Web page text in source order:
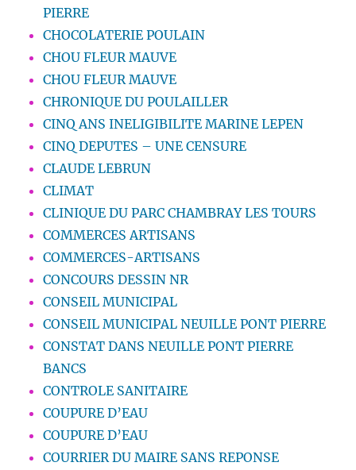
PIERRE
CHOCOLATERIE POULAIN
CHOU FLEUR MAUVE
CHOU FLEUR MAUVE
CHRONIQUE DU POULAILLER
CINQ ANS INELIGIBILITE MARINE LEPEN
CINQ DEPUTES – UNE CENSURE
CLAUDE LEBRUN
CLIMAT
CLINIQUE DU PARC CHAMBRAY LES TOURS
COMMERCES ARTISANS
COMMERCES-ARTISANS
CONCOURS DESSIN NR
CONSEIL MUNICIPAL
CONSEIL MUNICIPAL NEUILLE PONT PIERRE
CONSTAT DANS NEUILLE PONT PIERRE
BANCS
CONTROLE SANITAIRE
COUPURE D’EAU
COUPURE D’EAU
COURRIER DU MAIRE SANS REPONSE